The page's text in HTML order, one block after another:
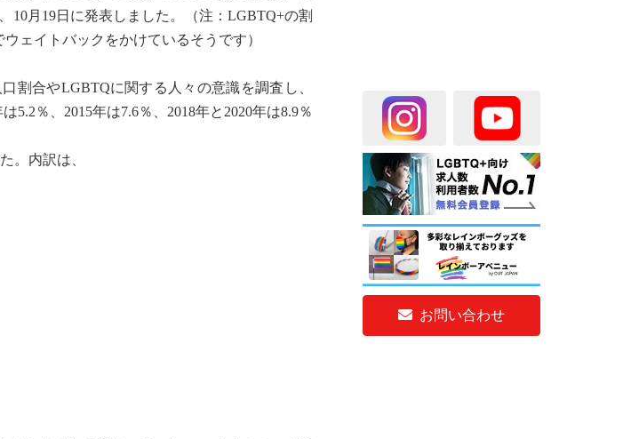
お問い合わせ
10月19日に発表しました。（注：LGBTQ+の割
ェイトバックをかけているそうです）
割合やLGBTQに関する人々の意識を調査し、
％、2015年は7.6％、2018年と2020年は8.9％
。内訳は、